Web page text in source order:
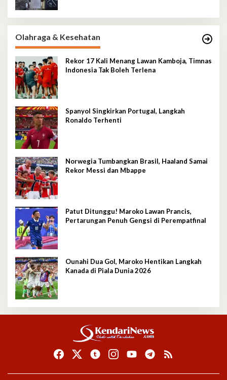
Olahraga & Kesehatan
Rekor 17 Kali Menang Lawan Kamboja, Timnas
Indonesia Tak Boleh Terlena
Spanyol Singkirkan Portugal, Langkah
Ronaldo Terhenti
Norwegia Tumbangkan Brasil, Haaland Samai
Rekor Messi dan Mbappe
Patut Ditunggu! Maroko Lawan Prancis,
Pertarungan Penuh Gengsi di Perempatfinal
Ounahi Dua Gol, Maroko Hentikan Langkah
Kanada di Piala Dunia 2026